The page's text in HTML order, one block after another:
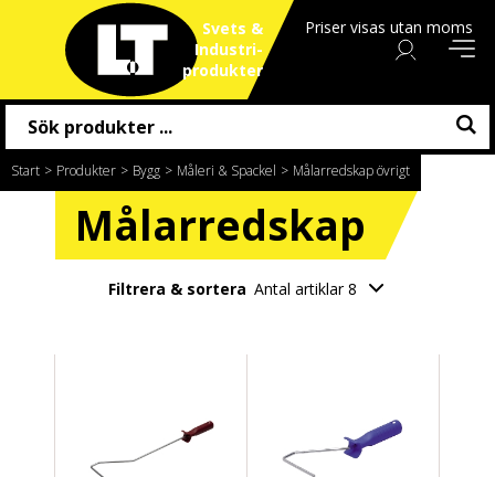
Priser visas utan moms
Svets &
Industri
produkter
Start / Produkter / Bygg / Måleri & Spackel / Målarredskap övrigt
Målarredskap
Filtrera & sortera Antal artiklar 8